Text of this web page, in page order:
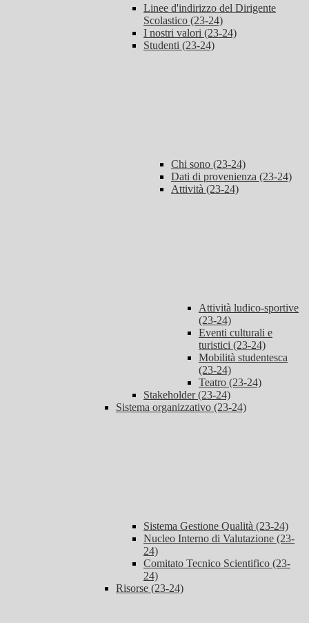
Linee d'indirizzo del Dirigente
Scolastico (23-24)
I nostri valori (23-24)
Studenti (23-24)
Chi sono (23-24)
Dati di provenienza (23-24)
Attività (23-24)
Attività ludico-sportive
(23-24)
Eventi culturali e
turistici (23-24)
Mobilità studentesca
(23-24)
Teatro (23-24)
Stakeholder (23-24)
Sistema organizzativo (23-24)
Sistema Gestione Qualità (23-24)
Nucleo Interno di Valutazione (23-
24)
Comitato Tecnico Scientifico (23-
24)
Risorse (23-24)